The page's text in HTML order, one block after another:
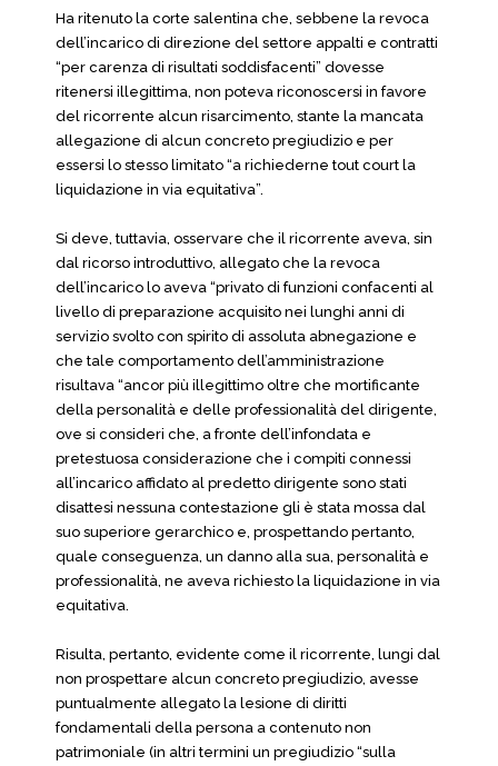
Ha ritenuto la corte salentina che, sebbene la revoca
dell’incarico di direzione del settore appalti e contratti
“per carenza di risultati soddisfacenti” dovesse
ritenersi illegittima, non poteva riconoscersi in favore
del ricorrente alcun risarcimento, stante la mancata
allegazione di alcun concreto pregiudizio e per
essersi lo stesso limitato “a richiederne tout court la
liquidazione in via equitativa”.
Si deve, tuttavia, osservare che il ricorrente aveva, sin
dal ricorso introduttivo, allegato che la revoca
dell’incarico lo aveva “privato di funzioni confacenti al
livello di preparazione acquisito nei lunghi anni di
servizio svolto con spirito di assoluta abnegazione e
che tale comportamento dell’amministrazione
risultava “ancor più illegittimo oltre che mortificante
della personalità e delle professionalità del dirigente,
ove si consideri che, a fronte dell’infondata e
pretestuosa considerazione che i compiti connessi
all’incarico affidato al predetto dirigente sono stati
disattesi nessuna contestazione gli è stata mossa dal
suo superiore gerarchico e, prospettando pertanto,
quale conseguenza, un danno alla sua, personalità e
professionalità, ne aveva richiesto la liquidazione in via
equitativa.
Risulta, pertanto, evidente come il ricorrente, lungi dal
non prospettare alcun concreto pregiudizio, avesse
puntualmente allegato la lesione di diritti
fondamentali della persona a contenuto non
patrimoniale (in altri termini un pregiudizio “sulla